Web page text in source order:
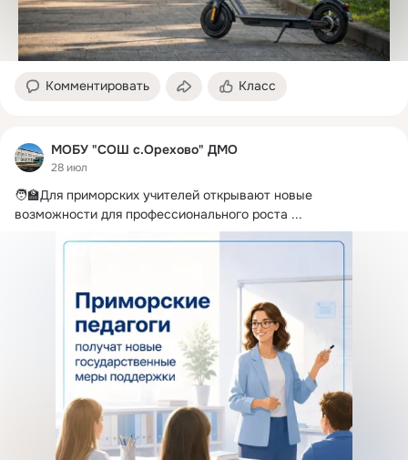
Комментировать Класс
МОБУ "СОШ с.Орехово" ДМО
28 июл
🧑‍🏫Для приморских учителей открывают новые
возможности для профессионального роста ...